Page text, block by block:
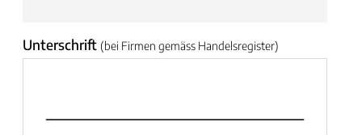
Unterschrift (bei Firmen gemäss Handelsregister)